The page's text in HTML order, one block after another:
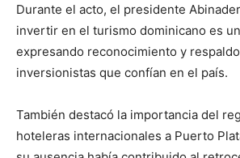
Durante el acto, el presidente
invertir en el turismo dominicano es
expresando reconocimiento y
inversionistas que confían en el país.
También destacó la importancia del
hoteleras internacionales a Puerto